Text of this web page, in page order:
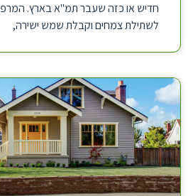
חדיש או כזה שעבר תמ"א בארץ.
לשתילת צמחים וקבלת שמש ישירה,